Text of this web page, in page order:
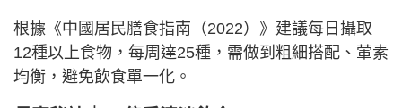
根據《中國居民膳食指南（2022）》建議每日攝取
12種以上食物，每周達25種，需做到粗細搭配、葷素
均衡，避免飲食單一化。